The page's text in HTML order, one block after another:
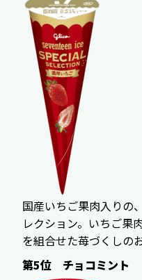
国産いちご果肉入りの
レクション。いちご果
を組合せた苺づくしの
第5位 チョコミント